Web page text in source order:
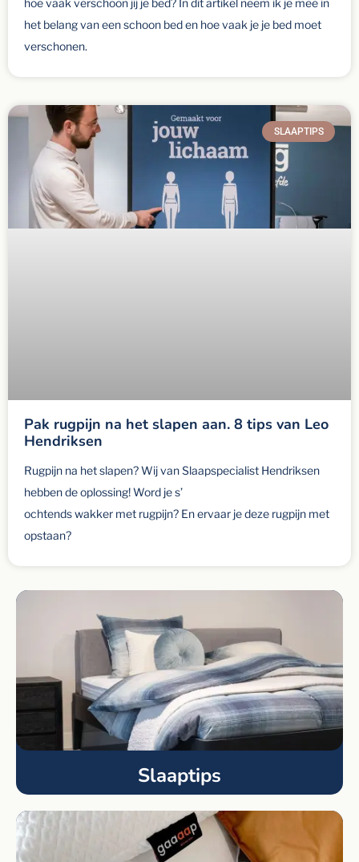
het belang van een schoon bed en hoe vaak je je bed moet
verschonen.
SLAAPTIPS
Pak rugpijn na het slapen aan. 8 tips van Leo
Hendriksen
Rugpijn na het slapen? Wij van Slaapspecialist Hendriksen
hebben de oplossing! Word je s’
ochtends wakker met rugpijn? En ervaar je deze rugpijn met
opstaan?
Slaaptips